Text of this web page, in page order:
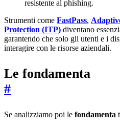
resistente al phishing.
Strumenti come FastPass,
Protection (ITP) diventano
garantendo che solo gli utenti e i
interagire con le risorse aziendali.
Le fondamenta
#
Se analizziamo poi le fondamenta